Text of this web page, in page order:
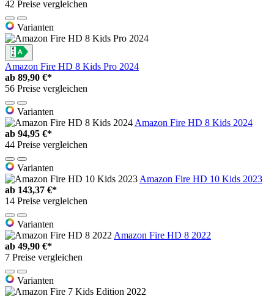
42 Preise vergleichen
Varianten
Amazon Fire HD 8 Kids Pro 2024
ab 89,90 €*
56 Preise vergleichen
Varianten
Amazon Fire HD 8 Kids 2024
ab 94,95 €*
44 Preise vergleichen
Varianten
Amazon Fire HD 10 Kids 2023
ab 143,37 €*
14 Preise vergleichen
Varianten
Amazon Fire HD 8 2022
ab 49,90 €*
7 Preise vergleichen
Varianten